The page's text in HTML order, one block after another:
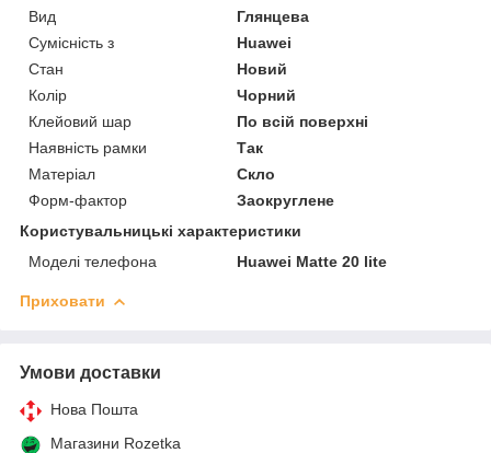
Вид
Глянцева
Сумісність з
Huawei
Стан
Новий
Колір
Чорний
Клейовий шар
По всій поверхні
Наявність рамки
Так
Матеріал
Скло
Форм-фактор
Заокруглене
Користувальницькі характеристики
Моделі телефона
Huawei Matte 20 lite
Приховати
Умови доставки
Нова Пошта
Магазини Rozetka